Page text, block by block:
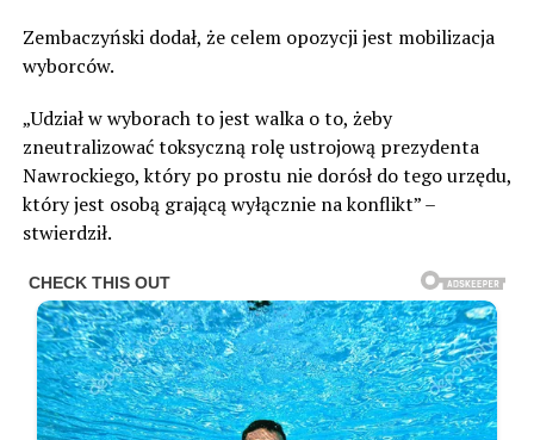
Zembaczyński dodał, że celem opozycji jest mobilizacja
wyborców.
„Udział w wyborach to jest walka o to, żeby
zneutralizować toksyczną rolę ustrojową prezydenta
Nawrockiego, który po prostu nie dorósł do tego urzędu,
który jest osobą grającą wyłącznie na konflikt” –
stwierdził.